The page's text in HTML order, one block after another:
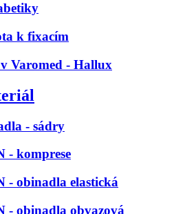
k fixacím
Varomed - Hallux
- sádry
- komprese
- obinadla elastická
- obinadla obvazová